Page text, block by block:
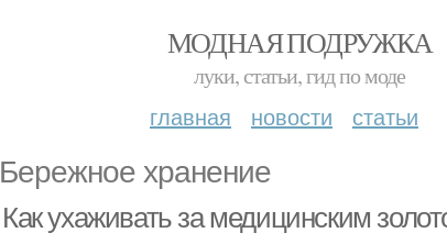
МОДНАЯ ПОДРУЖКА
луки, статьи, гид по моде
главная новости статьи
Бережное хранение
Как ухаживать за медицинским